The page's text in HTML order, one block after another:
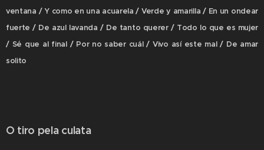
ventana / Y como en una acuarela / Verde y amarilla / En un ondear
fuerte / De azul lavanda / De tanto querer / Todo lo que es mujer
/ Sé que al final / Por no saber cuál / Vivo así este mal / De amar
solito
O tiro pela culata